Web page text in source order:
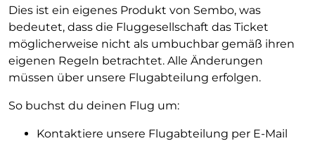
Dies ist ein eigenes Produkt von Sembo, was
bedeutet, dass die Fluggesellschaft das Ticket
möglicherweise nicht als umbuchbar gemäß ihren
eigenen Regeln betrachtet. Alle Änderungen
müssen über unsere Flugabteilung erfolgen.
So buchst du deinen Flug um:
Kontaktiere unsere Flugabteilung per E-Mail